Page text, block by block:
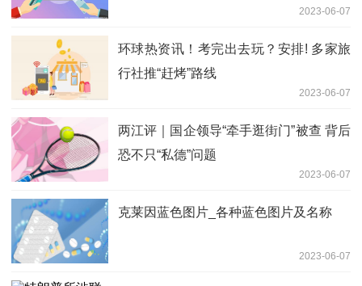
2023-06-07
环球热资讯！考完出去玩？安排! 多家旅
行社推“赶烤”路线
2023-06-07
两江评｜国企领导“牵手逛街门”被查 背后
恐不只“私德”问题
2023-06-07
克莱因蓝色图片_各种蓝色图片及名称
2023-06-07